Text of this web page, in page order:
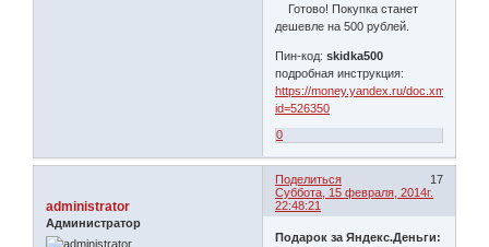
Готово! Покупка станет
дешевле на 500 рублей.
Пин-код:skidka500
подробная инструкция:
https://money.yandex.ru/doc.xml?
id=526350
0
Поделиться
17
Суббота, 15 февраля, 2014г.
22:48:21
administrator
Администратор
Подарок за Яндекс.Деньги: